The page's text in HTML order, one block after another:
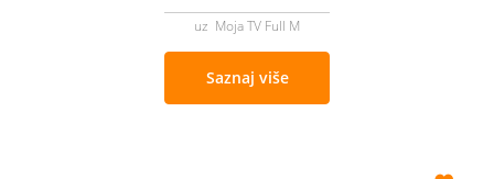
uz Moja TV Full M
Saznaj više